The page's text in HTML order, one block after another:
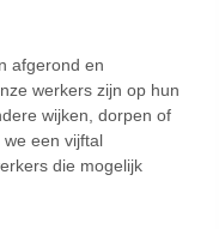
afgerond en
werkers zijn op hun
wijken, dorpen of
een vijftal
die mogelijk